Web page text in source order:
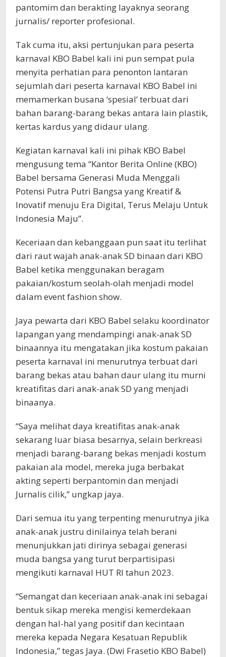
pantomim dan berakting layaknya seorang
jurnalis/ reporter profesional.
Tak cuma itu, aksi pertunjukan para peserta
karnaval KBO Babel kali ini pun sempat pula
menyita perhatian para penonton lantaran
sejumlah dari peserta karnaval KBO Babel ini
memamerkan busana ‘spesial’ terbuat dari
bahan barang-barang bekas antara lain plastik,
kertas kardus yang didaur ulang.
Kegiatan karnaval kali ini pihak KBO Babel
mengusung tema “Kantor Berita Online (KBO)
Babel bersama Generasi Muda Menggali
Potensi Putra Putri Bangsa yang Kreatif &
Inovatif menuju Era Digital, Terus Melaju Untuk
Indonesia Maju”.
Keceriaan dan kebanggaan pun saat itu terlihat
dari raut wajah anak-anak SD binaan dari KBO
Babel ketika menggunakan beragam
pakaian/kostum seolah-olah menjadi model
dalam event fashion show.
Jaya pewarta dari KBO Babel selaku koordinator
lapangan yang mendampingi anak-anak SD
binaannya itu mengatakan jika kostum pakaian
peserta karnaval ini menurutnya terbuat dari
barang bekas atau bahan daur ulang itu murni
kreatifitas dari anak-anak SD yang menjadi
binaanya.
“Saya melihat daya kreatifitas anak-anak
sekarang luar biasa besarnya, selain berkreasi
menjadi barang-barang bekas menjadi kostum
pakaian ala model, mereka juga berbakat
akting seperti berpantomin dan menjadi
Jurnalis cilik,” ungkap jaya.
Dari semua itu yang terpenting menurutnya jika
anak-anak justru dinilainya telah berani
menunjukkan jati dirinya sebagai generasi
muda bangsa yang turut berpartisipasi
mengikuti karnaval HUT RI tahun 2023.
“Semangat dan keceriaan anak-anak ini sebagai
bentuk sikap mereka mengisi kemerdekaan
dengan hal-hal yang positif dan kecintaan
mereka kepada Negara Kesatuan Republik
Indonesia,” tegas Jaya. (Dwi Frasetio KBO Babel)